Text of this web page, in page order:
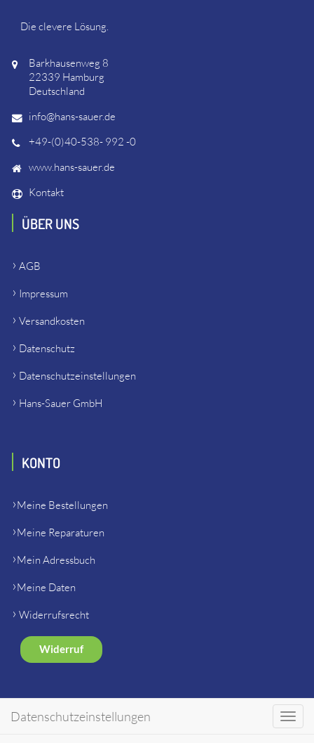
Die clevere Lösung.
Barkhausenweg 8
22339 Hamburg
Deutschland
info@hans-sauer.de
+49-(0)40-538- 992 -0
www.hans-sauer.de
Kontakt
ÜBER UNS
AGB
Impressum
Versandkosten
Datenschutz
Datenschutzeinstellungen
Hans-Sauer GmbH
KONTO
Meine Bestellungen
Meine Reparaturen
Mein Adressbuch
Meine Daten
Widerrufsrecht
Widerruf
SHOP
Datenschutzeinstellungen